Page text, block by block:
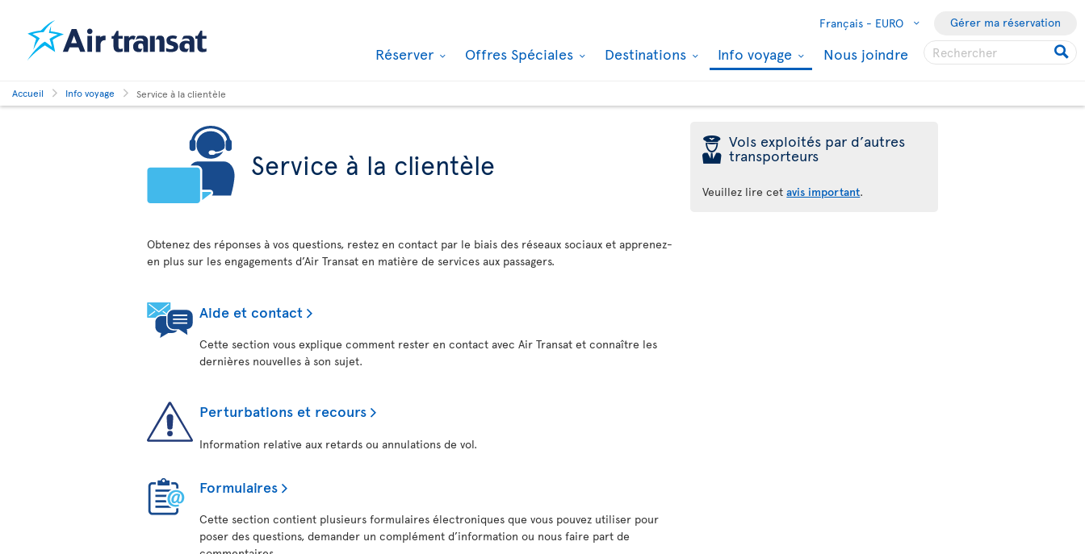
Français - EURO Gérer ma réservation
Réserver Offres Spéciales Destinations Info voyage Nous joindre
Accueil Info voyage Service à la clientèle
Service à la clientèle
Obtenez des réponses à vos questions, restez en contact par le biais des réseaux sociaux et apprenez-
en plus sur les engagements d’Air Transat en matière de services aux passagers.
Aide et contact
Cette section vous explique comment rester en contact avec Air Transat et connaître les
dernières nouvelles à son sujet.
Perturbations et recours
Information relative aux retards ou annulations de vol.
Formulaires
Cette section contient plusieurs formulaires électroniques que vous pouvez utiliser pour
poser des questions, demander un complément d’information ou nous faire part de
þ Vols exploités par d’autres
transporteurs
Veuillez lire cetavis important.